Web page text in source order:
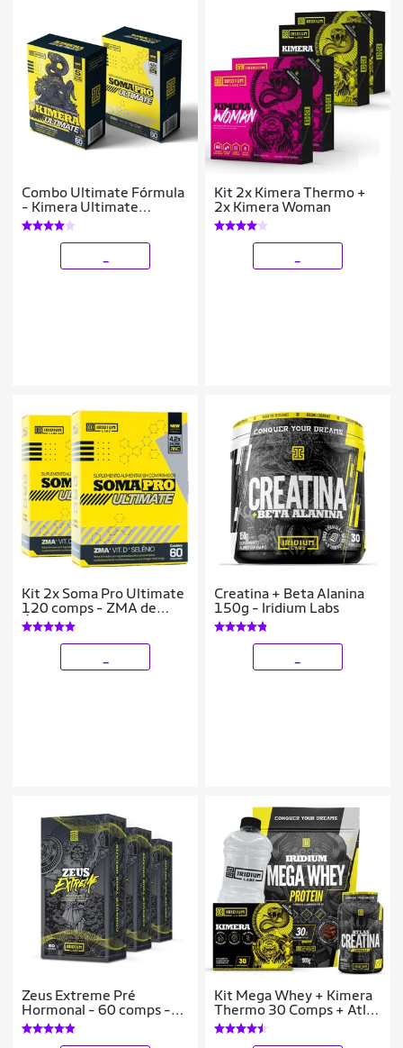
Combo Ultimate Fórmula
- Kimera Ultimate
Termogênico + Soma Pro
Ultimate ZMA
Kit 2x Kimera Thermo +
2x Kimera Woman
Kit 2x Soma Pro Ultimate
120 comps - ZMA de
Última Geração
Creatina + Beta Alanina
150g - Iridium Labs
Zeus Extreme Pré
Hormonal - 60 comps -
Kit 3 caixas
Kit Mega Whey + Kimera
Thermo 30 Comps + Atlas
Creatina 60 Cáps + Galão
Cristal 0,950L